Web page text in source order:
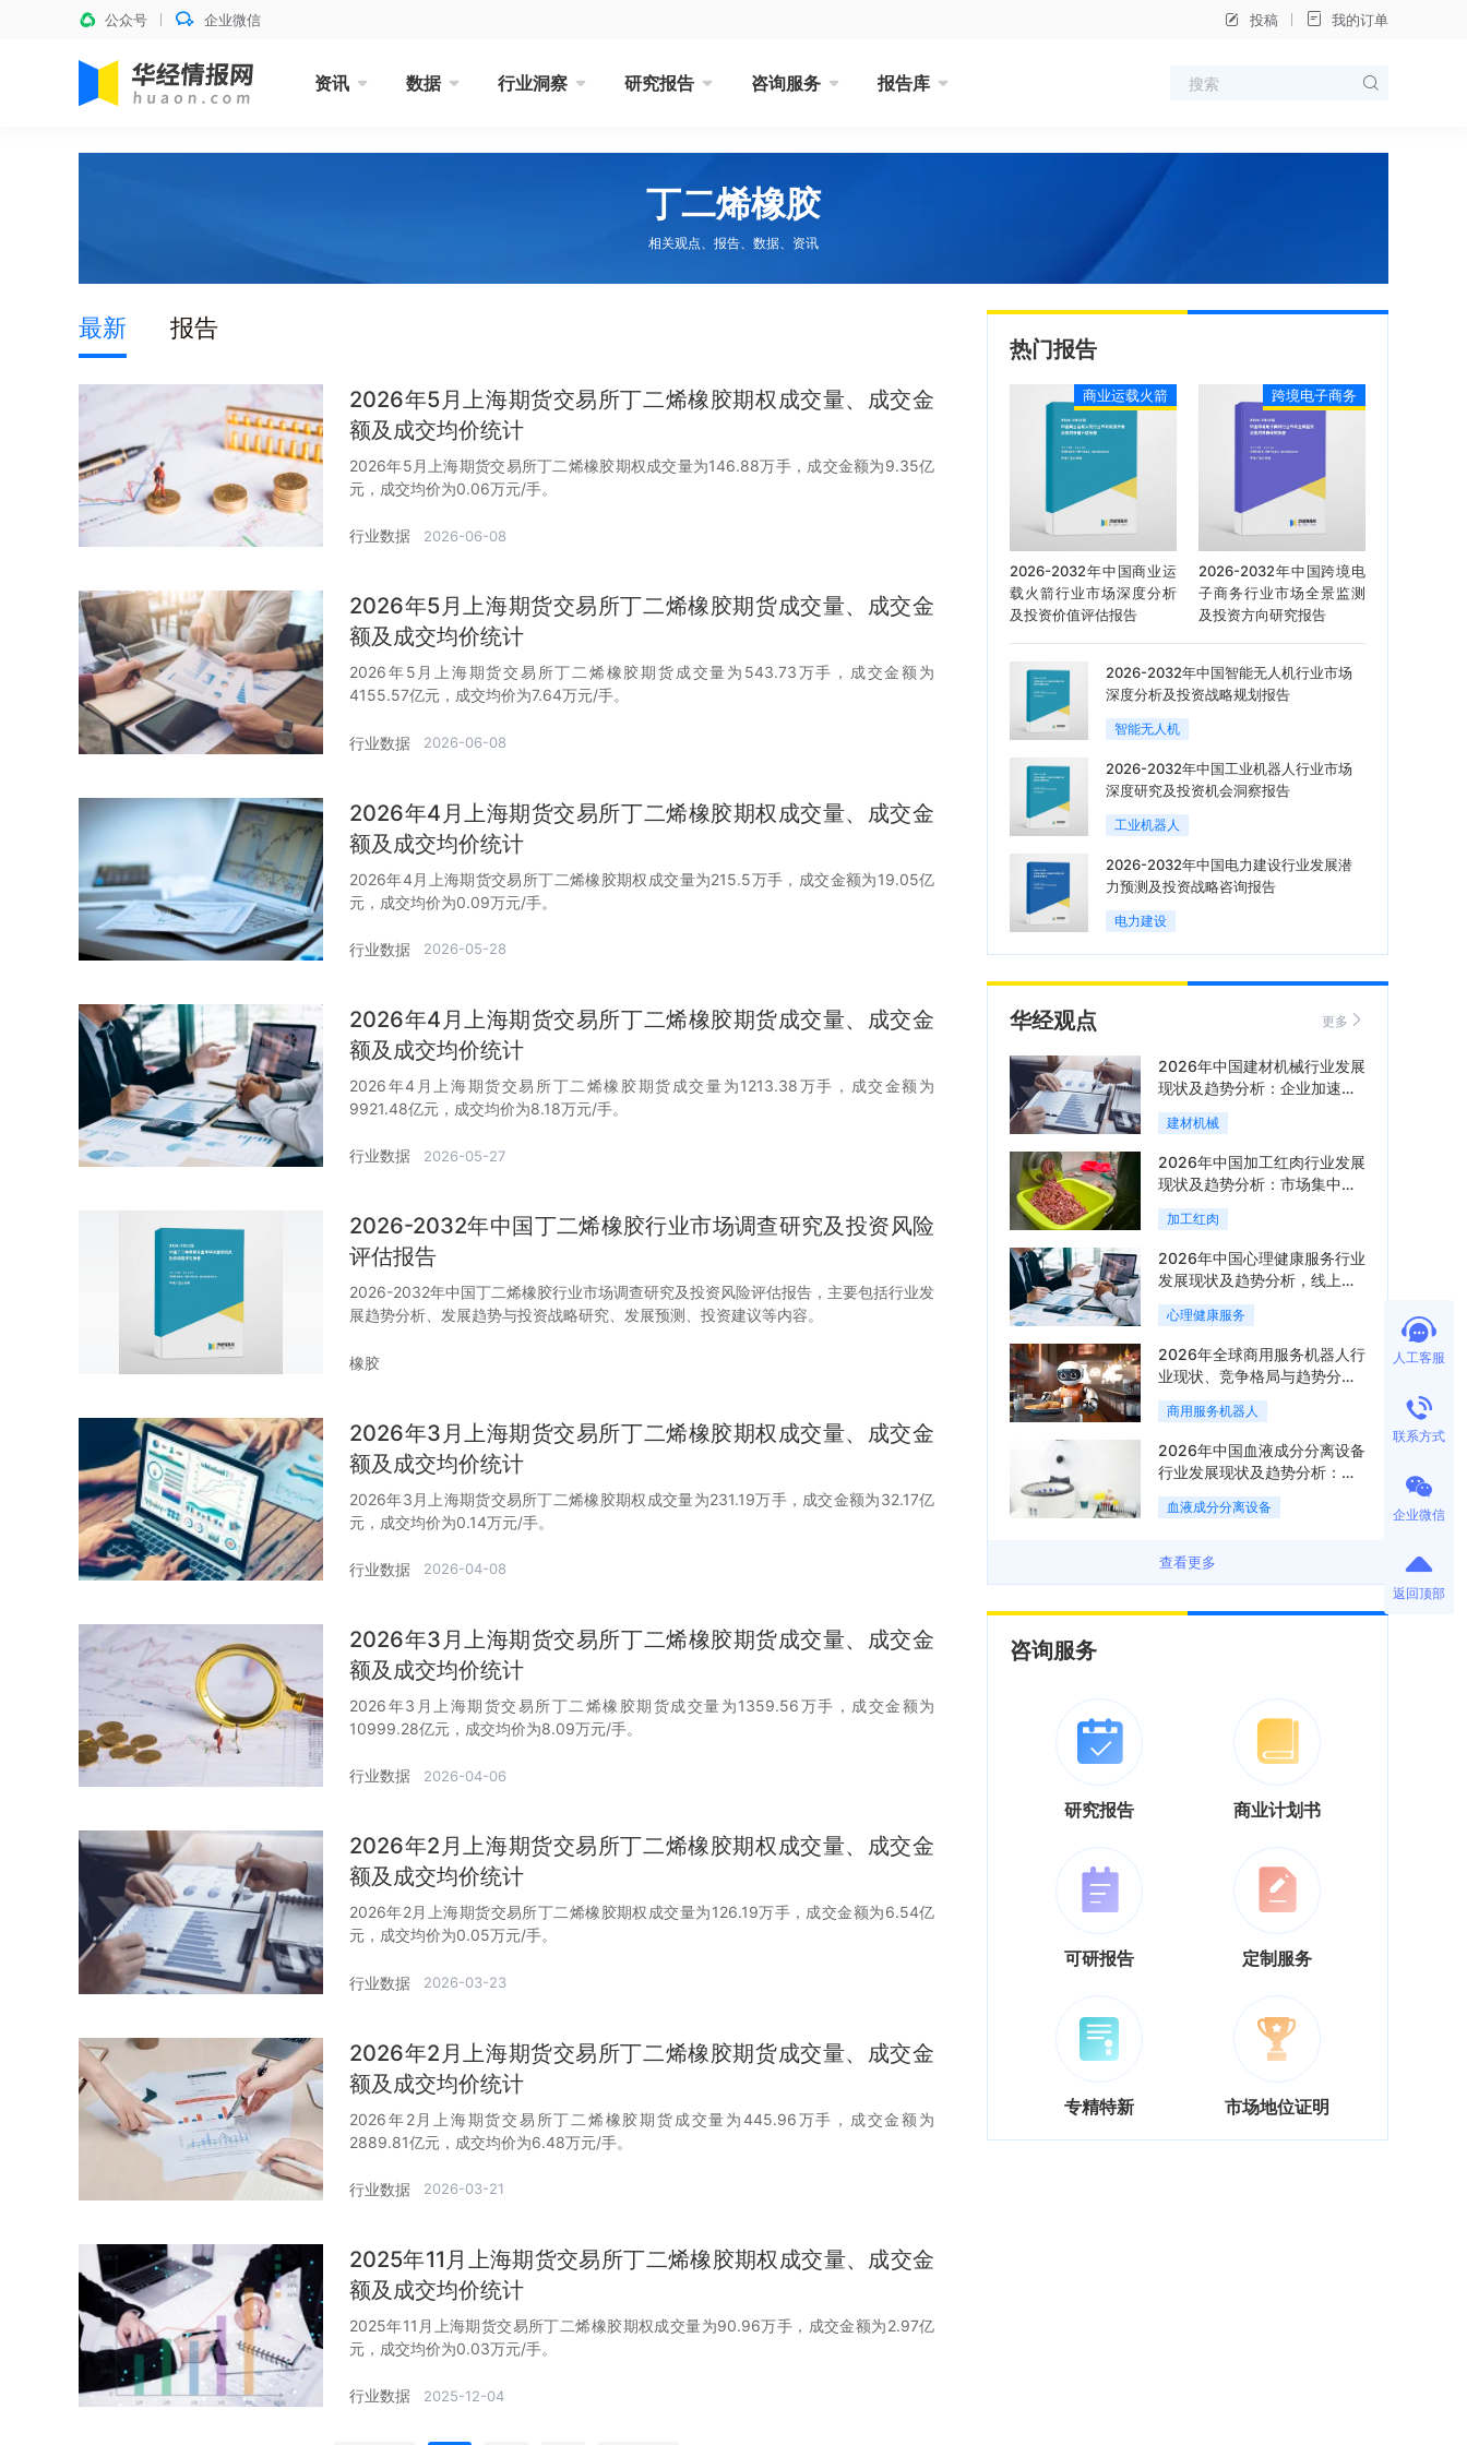
公众号 企业微信 投稿 我的订单
资讯 数据 行业洞察 研究报告 咨询服务 报告库
丁二烯橡胶
相关观点、报告、数据、资讯
最新 报告
2026年5月上海期货交易所丁二烯橡胶期权成交量、成交金
额及成交均价统计
2026年5月上海期货交易所丁二烯橡胶期权成交量为146.88万手，成交金额为9.35亿
元，成交均价为0.06万元/手。
行业数据 2026-06-08
2026年5月上海期货交易所丁二烯橡胶期货成交量、成交金
额及成交均价统计
2026年5月上海期货交易所丁二烯橡胶期货成交量为543.73万手，成交金额为
4155.57亿元，成交均价为7.64万元/手。
行业数据 2026-06-08
2026年4月上海期货交易所丁二烯橡胶期权成交量、成交金
额及成交均价统计
2026年4月上海期货交易所丁二烯橡胶期权成交量为215.5万手，成交金额为19.05亿
元，成交均价为0.09万元/手。
行业数据 2026-05-28
2026年4月上海期货交易所丁二烯橡胶期货成交量、成交金
额及成交均价统计
2026年4月上海期货交易所丁二烯橡胶期货成交量为1213.38万手，成交金额为
9921.48亿元，成交均价为8.18万元/手。
行业数据 2026-05-27
2026-2032年中国丁二烯橡胶行业市场调查研究及投资风险
评估报告
2026-2032年中国丁二烯橡胶行业市场调查研究及投资风险评估报告，主要包括行业发
展趋势分析、发展趋势与投资战略研究、发展预测、投资建议等内容。
橡胶
2026年3月上海期货交易所丁二烯橡胶期权成交量、成交金
额及成交均价统计
2026年3月上海期货交易所丁二烯橡胶期权成交量为231.19万手，成交金额为32.17亿
元，成交均价为0.14万元/手。
行业数据 2026-04-08
2026年3月上海期货交易所丁二烯橡胶期货成交量、成交金
额及成交均价统计
2026年3月上海期货交易所丁二烯橡胶期货成交量为1359.56万手，成交金额为
10999.28亿元，成交均价为8.09万元/手。
行业数据 2026-04-06
2026年2月上海期货交易所丁二烯橡胶期权成交量、成交金
额及成交均价统计
2026年2月上海期货交易所丁二烯橡胶期权成交量为126.19万手，成交金额为6.54亿
元，成交均价为0.05万元/手。
行业数据 2026-03-23
2026年2月上海期货交易所丁二烯橡胶期货成交量、成交金
额及成交均价统计
2026年2月上海期货交易所丁二烯橡胶期货成交量为445.96万手，成交金额为
2889.81亿元，成交均价为6.48万元/手。
行业数据 2026-03-21
2025年11月上海期货交易所丁二烯橡胶期权成交量、成交金
额及成交均价统计
2025年11月上海期货交易所丁二烯橡胶期权成交量为90.96万手，成交金额为2.97亿
元，成交均价为0.03万元/手。
行业数据 2025-12-04
热门报告
商业运载火箭
2026-2032年中国商业运
载火箭行业市场深度分析
及投资价值评估报告
跨境电子商务
2026-2032年中国跨境电
子商务行业市场全景监测
及投资方向研究报告
2026-2032年中国智能无人机行业市场
深度分析及投资战略规划报告
智能无人机
2026-2032年中国工业机器人行业市场
深度研究及投资机会洞察报告
工业机器人
2026-2032年中国电力建设行业发展潜
力预测及投资战略咨询报告
电力建设
华经观点 更多
2026年中国建材机械行业发展
现状及趋势分析：企业加速向
“装备+系统+服务”综合服务商
转型「图」
建材机械
2026年中国加工红肉行业发展
现状及趋势分析：市场集中度
提升，区域增长分化「图」
加工红肉
2026年中国心理健康服务行业
发展现状及趋势分析，线上线
下融合成为主流服务模式
「图」
心理健康服务
2026年全球商用服务机器人行
业现状、竞争格局与趋势分
析，行业集中度有望进一步提
升「图」
商用服务机器人
2026年中国血液成分分离设备
行业发展现状及趋势分析：国
产化替代与集中度逐渐提升
「图」
血液成分分离设备
查看更多
咨询服务
研究报告 商业计划书
可研报告 定制服务
专精特新 市场地位证明
人工客服
联系方式
企业微信
返回顶部